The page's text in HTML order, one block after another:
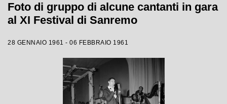
Foto di gruppo di alcune cantanti in gara
al XI Festival di Sanremo
28 GENNAIO 1961 - 06 FEBBRAIO 1961